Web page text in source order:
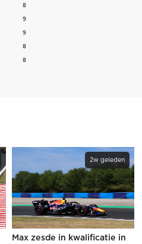
16  Leclerc	3         2	       8
2w geleden
Max zesde in kwalificatie in